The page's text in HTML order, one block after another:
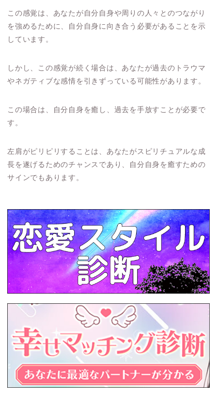
この感覚は、あなたが自分自身や周りの人々とのつながり
を強めるために、自分自身に向き合う必要があることを示
しています。
しかし、この感覚が続く場合は、あなたが過去のトラウマ
やネガティブな感情を引きずっている可能性があります。
この場合は、自分自身を癒し、過去を手放すことが必要で
す。
左肩がピリピリすることは、あなたがスピリチュアルな成
長を遂げるためのチャンスであり、自分自身を癒すための
サインでもあります。